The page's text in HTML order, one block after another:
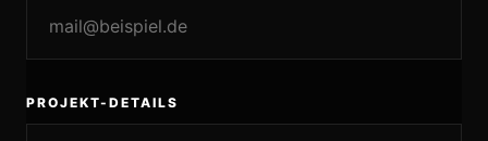
PROJEKT-DETAILS